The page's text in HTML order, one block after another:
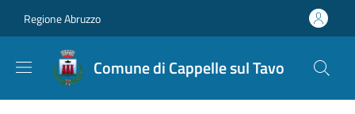
Regione Abruzzo
Comune di Cappelle sul Tavo